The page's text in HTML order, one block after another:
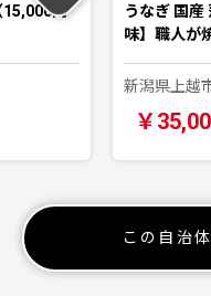
15,000円
うなぎ 国産
味】職人が
新潟県上越
￥
この自治